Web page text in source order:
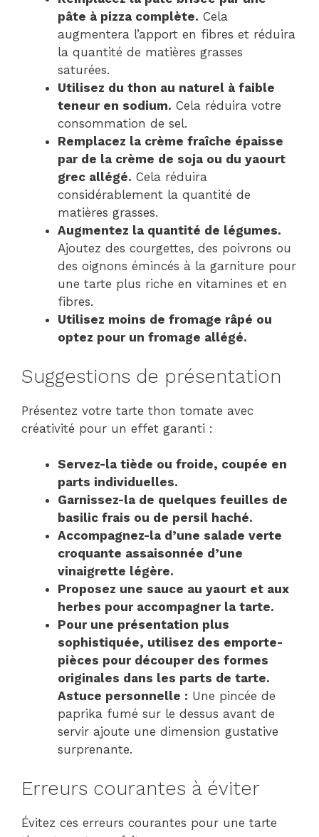
pâte à pizza complète. Cela
augmentera l’apport en fibres et réduira
la quantité de matières grasses
saturées.
Utilisez du thon au naturel à faible
teneur en sodium. Cela réduira votre
consommation de sel.
Remplacez la crème fraîche épaisse
par de la crème de soja ou du yaourt
grec allégé. Cela réduira
considérablement la quantité de
matières grasses.
Augmentez la quantité de légumes.
Ajoutez des courgettes, des poivrons ou
des oignons émincés à la garniture pour
une tarte plus riche en vitamines et en
fibres.
Utilisez moins de fromage râpé ou
optez pour un fromage allégé.
Suggestions de présentation
Présentez votre tarte thon tomate avec
créativité pour un effet garanti :
Servez-la tiède ou froide, coupée en
parts individuelles.
Garnissez-la de quelques feuilles de
basilic frais ou de persil haché.
Accompagnez-la d’une salade verte
croquante assaisonnée d’une
vinaigrette légère.
Proposez une sauce au yaourt et aux
herbes pour accompagner la tarte.
Pour une présentation plus
sophistiquée, utilisez des emporte-
pièces pour découper des formes
originales dans les parts de tarte.
Astuce personnelle : Une pincée de
paprika fumé sur le dessus avant de
servir ajoute une dimension gustative
surprenante.
Erreurs courantes à éviter
Évitez ces erreurs courantes pour une tarte